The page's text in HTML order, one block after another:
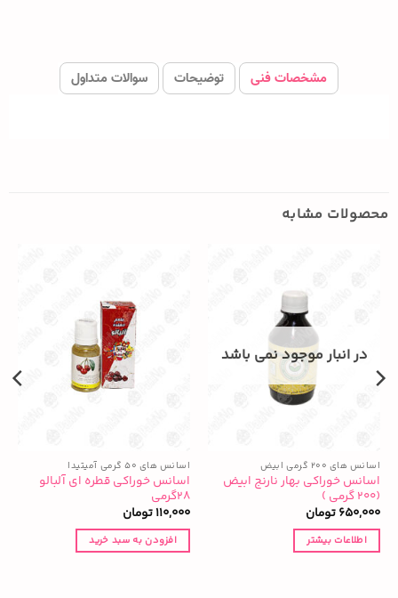
مشخصات فنی توضیحات سوالات متداول
محصولات مشابه
در انبار موجود نمی باشد
اسانس های ۲۰۰ گرمی ابیض
اسانس خوراکی بهار نارنج ابیض
(۲۰۰ گرمی )
650,000تومان
اطلاعات بیشتر
اسانس های ۵۰ گرمی آمیتیدا
اسانس خوراکی قطره ای آلبالو
۲۸گرمی
110,000تومان
افزودن به سبد خرید